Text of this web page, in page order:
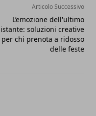
Articolo Successivo
L’emozione dell'ultimo
istante: soluzioni creative
per chi prenota a ridosso
delle feste